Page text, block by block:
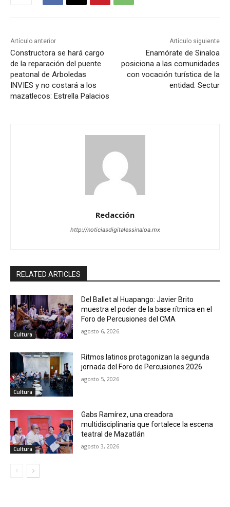
Artículo anterior
Constructora se hará cargo
de la reparación del puente
peatonal de Arboledas
INVIES y no costará a los
mazatlecos: Estrella Palacios
Artículo siguiente
Enamórate de Sinaloa
posiciona a las comunidades
con vocación turística de la
entidad: Sectur
Redacción
http://noticiasdigitalessinaloa.mx
RELATED ARTICLES
Cultura
Del Ballet al Huapango: Javier Brito
muestra el poder de la base rítmica en el
Foro de Percusiones del CMA
agosto 6, 2026
Cultura
Ritmos latinos protagonizan la segunda
jornada del Foro de Percusiones 2026
agosto 5, 2026
Cultura
Gabs Ramírez, una creadora
multidisciplinaria que fortalece la escena
teatral de Mazatlán
agosto 3, 2026